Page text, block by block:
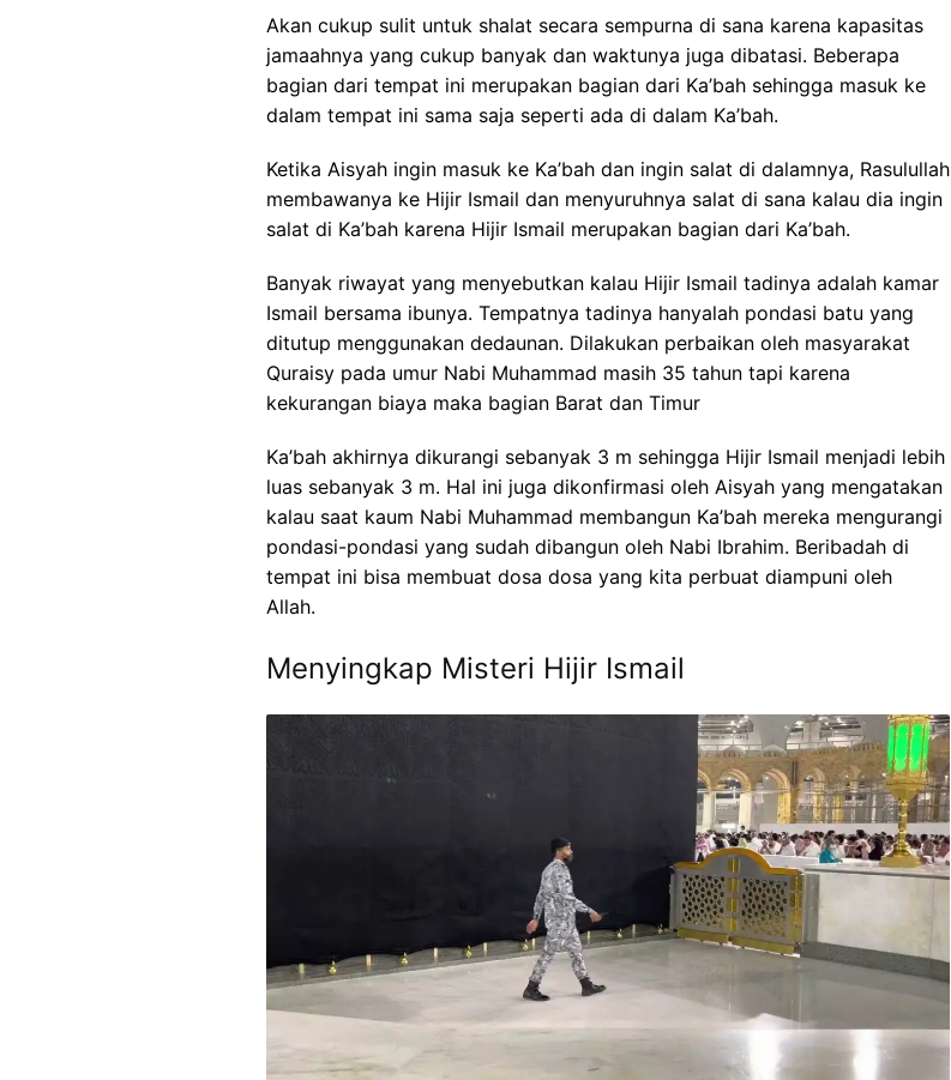
Akan cukup sulit untuk shalat secara sempurna di sana karena kapasitas
jamaahnya yang cukup banyak dan waktunya juga dibatasi. Beberapa
bagian dari tempat ini merupakan bagian dari Ka’bah sehingga masuk ke
dalam tempat ini sama saja seperti ada di dalam Ka’bah.
Ketika Aisyah ingin masuk ke Ka’bah dan ingin salat di dalamnya, Rasulullah
membawanya ke Hijir Ismail dan menyuruhnya salat di sana kalau dia ingin
salat di Ka’bah karena Hijir Ismail merupakan bagian dari Ka’bah.
Banyak riwayat yang menyebutkan kalau Hijir Ismail tadinya adalah kamar
Ismail bersama ibunya. Tempatnya tadinya hanyalah pondasi batu yang
ditutup menggunakan dedaunan. Dilakukan perbaikan oleh masyarakat
Quraisy pada umur Nabi Muhammad masih 35 tahun tapi karena
kekurangan biaya maka bagian Barat dan Timur
Ka’bah akhirnya dikurangi sebanyak 3 m sehingga Hijir Ismail menjadi lebih
luas sebanyak 3 m. Hal ini juga dikonfirmasi oleh Aisyah yang mengatakan
kalau saat kaum Nabi Muhammad membangun Ka’bah mereka mengurangi
pondasi-pondasi yang sudah dibangun oleh Nabi Ibrahim. Beribadah di
tempat ini bisa membuat dosa dosa yang kita perbuat diampuni oleh
Allah.
Menyingkap Misteri Hijir Ismail